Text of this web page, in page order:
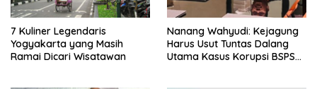
7 Kuliner Legendaris
Yogyakarta yang Masih
Ramai Dicari Wisatawan
Nanang Wahyudi: Kejagung
Harus Usut Tuntas Dalang
Utama Kasus Korupsi BSPS